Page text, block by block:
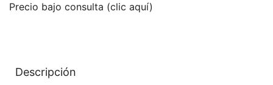
Precio bajo consulta (clic aquí)
Descripción